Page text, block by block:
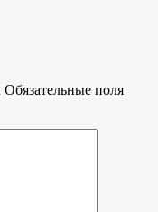
Обязательные поля